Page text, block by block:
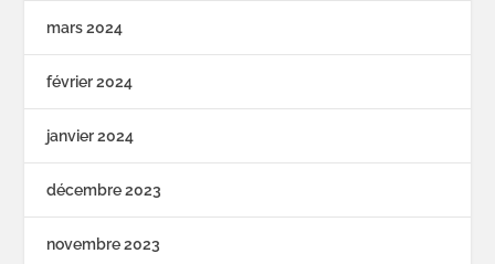
mars 2024
février 2024
janvier 2024
décembre 2023
novembre 2023